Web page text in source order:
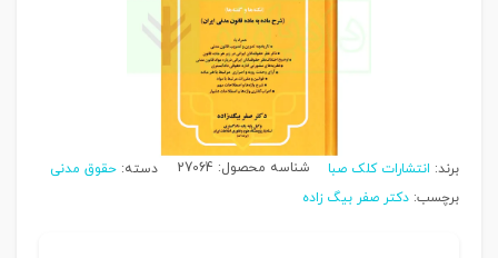
برند: انتشارات کلک صبا شناسه محصول: 27064 دسته: حقوق مدنی
برچسب: دکتر صفر بیگ زاده